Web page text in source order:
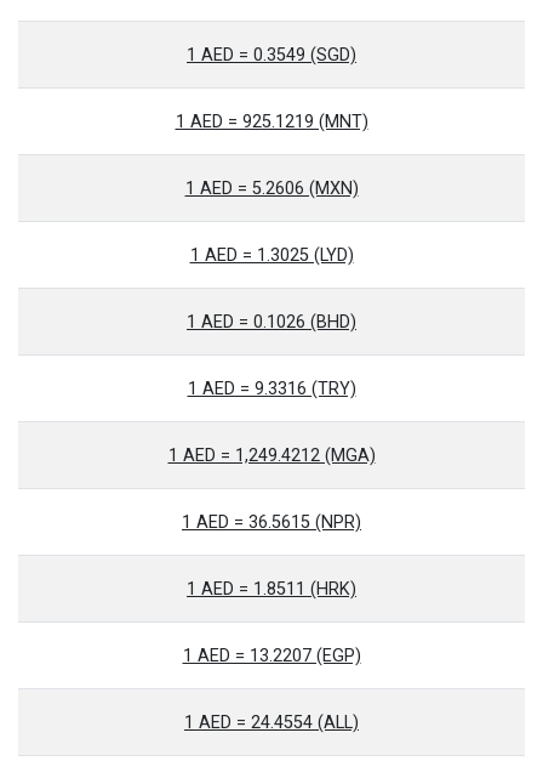
1 AED = 0.3549 (SGD)
1 AED = 925.1219 (MNT)
1 AED = 5.2606 (MXN)
1 AED = 1.3025 (LYD)
1 AED = 0.1026 (BHD)
1 AED = 9.3316 (TRY)
1 AED = 1,249.4212 (MGA)
1 AED = 36.5615 (NPR)
1 AED = 1.8511 (HRK)
1 AED = 13.2207 (EGP)
1 AED = 24.4554 (ALL)